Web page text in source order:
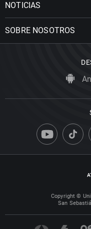
NOTICIAS
SOBRE NOSOTROS
Copyright ©
San